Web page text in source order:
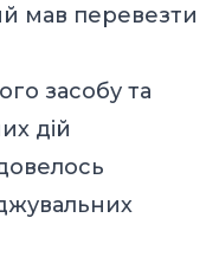
мав перевезти
засобу та
дій